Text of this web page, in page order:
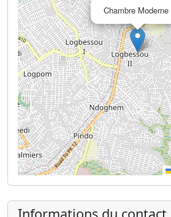
Chambre Moderne